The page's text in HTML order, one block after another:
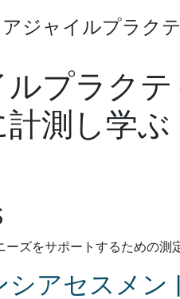
アジャイルプラク
ルプラク
測し学ぶ
ズをサポートするための測
シアセスメン